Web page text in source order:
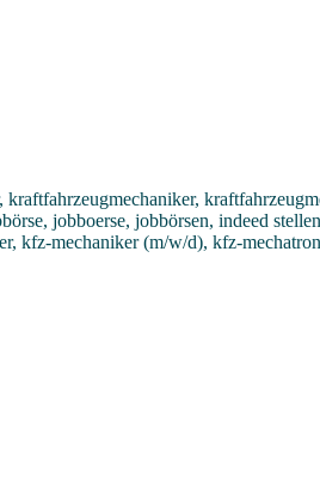
jobboerse, jobbörsen, indeed
kfz-mechaniker (m/w/d), kfz-